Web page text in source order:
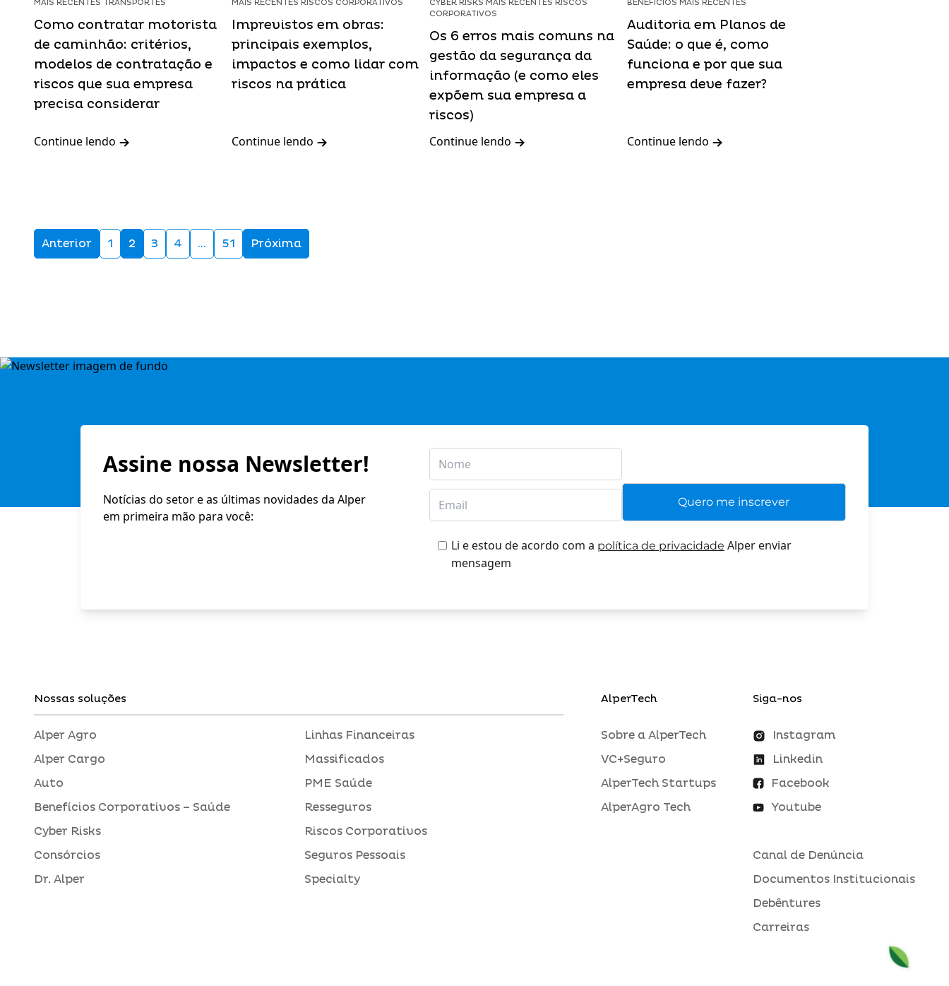
MAIS RECENTES TRANSPORTES
Como contratar motorista
de caminhão: critérios,
modelos de contratação e
riscos que sua empresa
precisa considerar
Continue lendo
MAIS RECENTES RISCOS CORPORATIVOS
Imprevistos em obras:
principais exemplos,
impactos e como lidar com
riscos na prática
Continue lendo
CYBER RISKS MAIS RECENTES RISCOS
CORPORATIVOS
Os 6 erros mais comuns na
gestão da segurança da
informação (e como eles
expõem sua empresa a
riscos)
Continue lendo
BENEFÍCIOS MAIS RECENTES
Auditoria em Planos de
Saúde: o que é, como
funciona e por que sua
empresa deve fazer?
Continue lendo
Anterior 1 2 3 4 … 51 Próxima
Assine nossa Newsletter!
Notícias do setor e as últimas novidades da Alper
em primeira mão para você:
Li e estou de acordo com a política de privacidade Alper enviar
mensagem
Nossas soluções
Alper Agro
Alper Cargo
Auto
Benefícios Corporativos – Saúde
Cyber Risks
Consórcios
Dr. Alper
Linhas Financeiras
Massificados
PME Saúde
Resseguros
Riscos Corporativos
Seguros Pessoais
Specialty
AlperTech
Sobre a AlperTech
VC+Seguro
AlperTech Startups
AlperAgro Tech
Siga-nos
Instagram
Linkedin
Facebook
Youtube
Canal de Denúncia
Documentos Institucionais
Debêntures
Carreiras